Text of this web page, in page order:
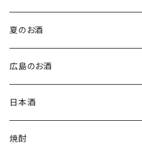
夏のお酒
広島のお酒
日本酒
焼酎